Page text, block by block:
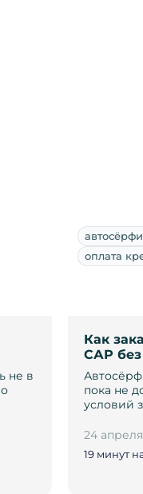
не в
оплата
Как
САР
пока не
условий
24 апреля
19 минут